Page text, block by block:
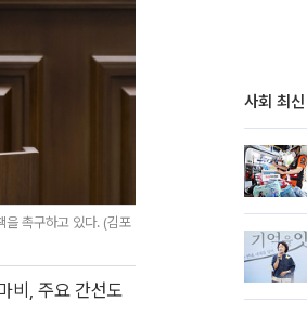
촉구하고 있다. (김포
비, 주요 간선도
사회 최